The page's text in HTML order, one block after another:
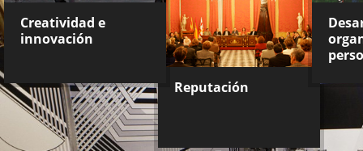
Creatividad e
innovación
Reputación